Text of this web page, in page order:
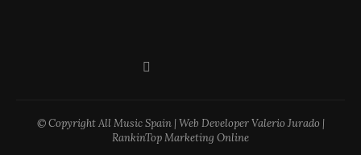
© Copyright All Music Spain | Web Developer Valerio Jurado |
RankinTop Marketing Online